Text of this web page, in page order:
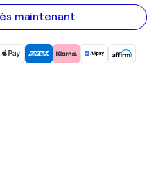
maintenant